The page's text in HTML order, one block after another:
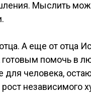
Мыслить
А еще от отца
готовым помочь в
человека,
независимого